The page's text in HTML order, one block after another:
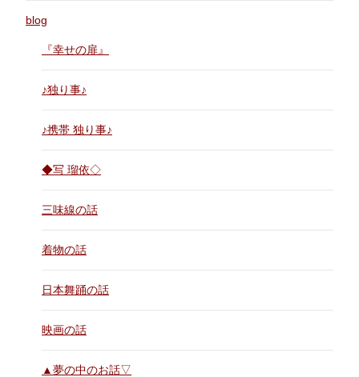
blog
『幸せの扉』
♪独り事♪
♪携帯 独り事♪
◆写 瑠依◇
三味線の話
着物の話
日本舞踊の話
映画の話
▲夢の中のお話▽